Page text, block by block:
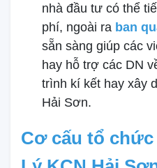
nhà đầu tư có thể
phí, ngoài ra ban
sẵn sàng giúp các
hay hỗ trợ các DN
trình kí kết hay xây
Hải Sơn.
Cơ cấu tổ chức